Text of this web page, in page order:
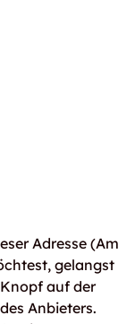
Adresse (Am
gelangst
auf der
Anbieters.